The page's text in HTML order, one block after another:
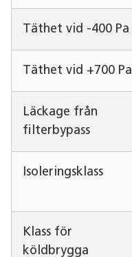
Täthet vid -400 Pa
Täthet vid +700 Pa
Läckage från
filterbypass
Isoleringsklass
Klass för
köldbrygga